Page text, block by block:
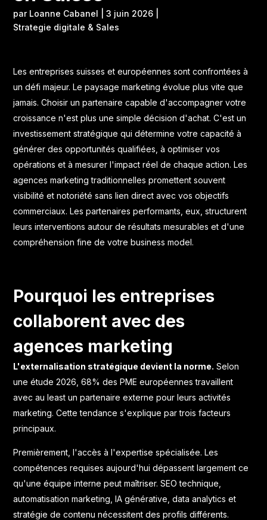
par Loanne Cabanel |3 juin 2026
Strategie digitale & Sales
Les entreprises suisses et européennes sont confrontées à
un défi majeur. Le paysage marketing évolue plus vite que
jamais. Choisir un partenaire capable d'accompagner votre
croissance n'est plus une simple décision d'achat. C'est un
investissement stratégique qui détermine votre capacité à
générer des opportunités qualifiées, à optimiser vos
opérations et à mesurer l'impact réel de chaque action. Les
agences marketing traditionnelles promettent souvent
visibilité et notoriété sans lien direct avec vos objectifs
commerciaux. Les partenaires performants, eux, structurent
leurs interventions autour de résultats mesurables et d'une
compréhension fine de votre business model.
Pourquoi les entreprises
collaborent avec des
agences marketing
L'externalisation stratégique devient la norme. Selon
une étude 2026, 68% des PME européennes travaillent
avec au least un partenaire externe pour leurs activités
marketing. Cette tendance s'explique par trois facteurs
principaux.
Premièrement, l'accès à l'expertise spécialisée. Les
compétences requises aujourd'hui dépassent largement ce
qu'une équipe interne peut maîtriser. SEO technique,
automatisation marketing, IA générative, data analytics et
stratégie de contenu nécessitent des profils différents.